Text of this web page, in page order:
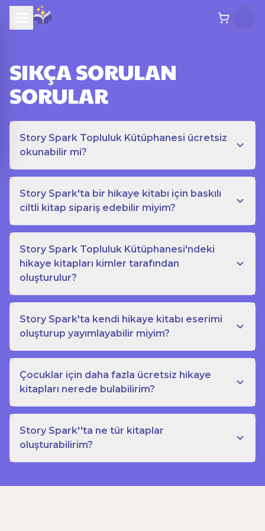
SIKÇA SORULAN
SORULAR
Story Spark Topluluk Kütüphanesi ücretsiz
okunabilir mi?
Story Spark'ta bir hikaye kitabı için baskılı
ciltli kitap sipariş edebilir miyim?
Story Spark Topluluk Kütüphanesi'ndeki
hikaye kitapları kimler tarafından
oluşturulur?
Story Spark'ta kendi hikaye kitabı eserimi
oluşturup yayımlayabilir miyim?
Çocuklar için daha fazla ücretsiz hikaye
kitapları nerede bulabilirim?
Story Spark''ta ne tür kitaplar
oluşturabilirim?